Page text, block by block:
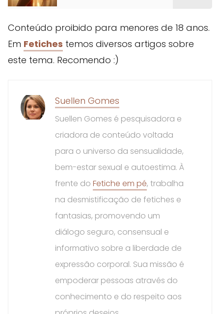
Conteúdo proibido para menores de 18 anos.
Em Fetiches temos diversos artigos sobre
este tema. Recomendo :)
Suellen Gomes
Suellen Gomes é pesquisadora e
criadora de conteúdo voltada
para o universo da sensualidade,
bem-estar sexual e autoestima. À
frente do Fetiche em pé, trabalha
na desmistificação de fetiches e
fantasias, promovendo um
diálogo seguro, consensual e
informativo sobre a liberdade de
expressão corporal. Sua missão é
empoderar pessoas através do
conhecimento e do respeito aos